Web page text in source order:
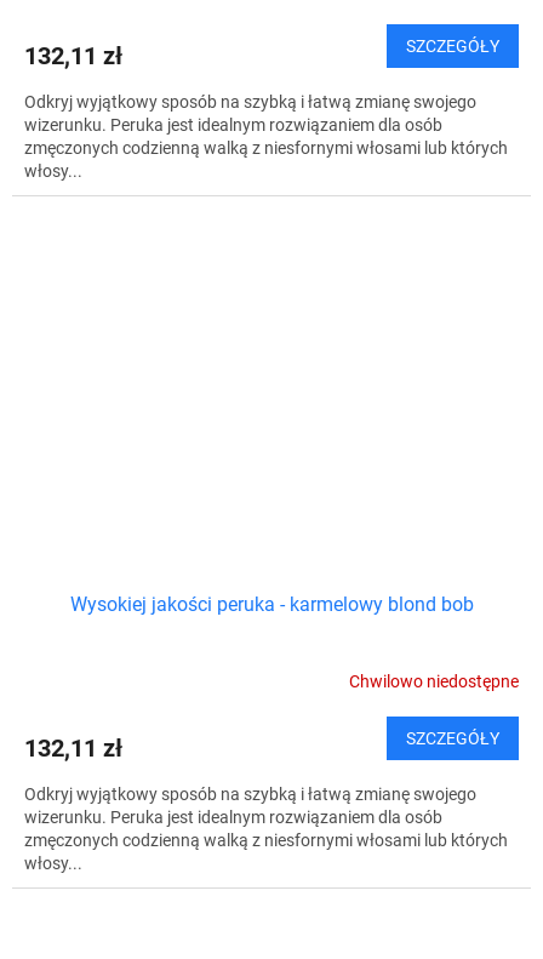
132,11 zł SZCZEGÓŁY
Odkryj wyjątkowy sposób na szybką i łatwą zmianę swojego
wizerunku. Peruka jest idealnym rozwiązaniem dla osób
zmęczonych codzienną walką z niesfornymi włosami lub których
włosy...
Wysokiej jakości peruka - karmelowy blond bob
Chwilowo niedostępne
132,11 zł SZCZEGÓŁY
Odkryj wyjątkowy sposób na szybką i łatwą zmianę swojego
wizerunku. Peruka jest idealnym rozwiązaniem dla osób
zmęczonych codzienną walką z niesfornymi włosami lub których
włosy...